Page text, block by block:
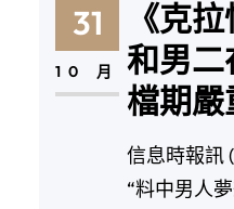
31
10 月
《克
和男二
檔期嚴
信息時報訊
“料中男人